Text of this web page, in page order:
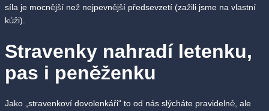
síla je mocnější než nejpevnější předsevzetí (zažili jsme na vlastní
kůži).
Stravenky nahradí letenku,
pas i peněženku
Jako „stravenkoví dovolenkáři“ to od nás slýcháte pravidelně, ale